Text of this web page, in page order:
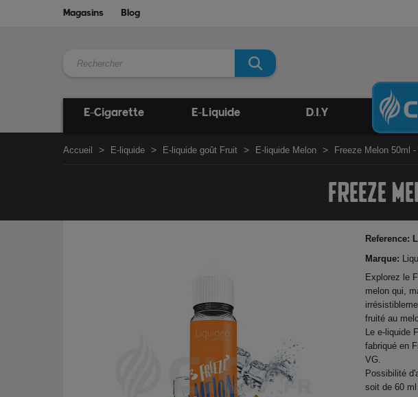
Magasins Blog
E-Cigarette E-Liquide D.I.Y
Accueil E-liquide E-liquide goût Fruit E-liquide Melon Freeze Melon 50ml
FREEZE
Reference:
Marque:
Explorez le
melon qui,
fruité au
Le e-liquide
fabriqué en
VG.
Possibilité
soit de 60